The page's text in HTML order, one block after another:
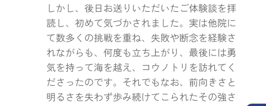
しかし、後日お送りいただいたご体験談を拝
読し、初めて気づかされました。実は他院に
て数多くの挑戦を重ね、失敗や断念を経験さ
れながらも、何度も立ち上がり、最後には勇
気を持って海を越え、コウノトリを訪れてく
ださったのです。それでもなお、前向きさと
明るさを失わず歩み続けてこられたその強さ